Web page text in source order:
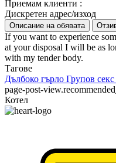
Приемам клиенти :
Дискретен адрес/изход
Описание на обявата
If you want to experience
at your disposal I will be as
with my tender body.
Тагове
Дълбоко гърло Групов секс
page-post-
Котел